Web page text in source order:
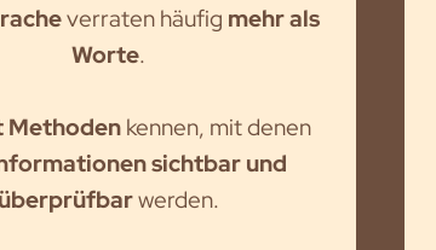
verraten häufig mehr als
Worte.
Methoden kennen, mit denen
sichtbar und
überprüfbarwerden.